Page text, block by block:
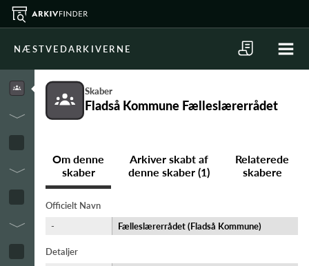
NÆSTVEDARKIVERNE
Skaber
Fladså Kommune Fælleslærerrådet
Om denne
skaber
Arkiver skabt af
denne skaber (1)
Relaterede
skabere
Officielt Navn
-
Fælleslærerrådet (Fladså Kommune)
Detaljer